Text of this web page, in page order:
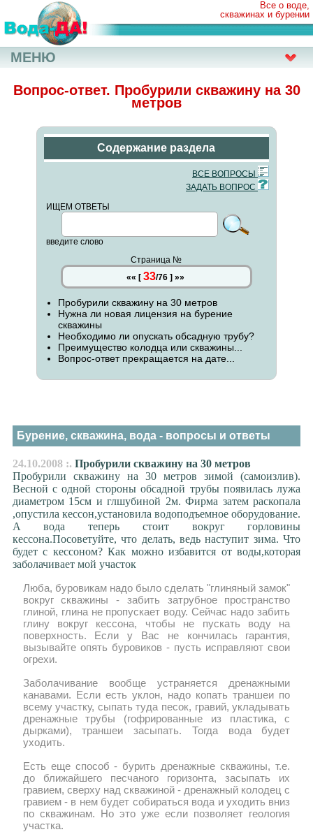
Все о воде,
скважинах и бурении
Вопрос-ответ. Пробурили скважину на 30
метров
Содержание раздела
ВСЕ ВОПРОСЫ
ЗАДАТЬ ВОПРОС
ИЩЕМ ОТВЕТЫ
введите слово
Страница №
«« [ 33/76] »»
Пробурили скважину на 30 метров
Нужна ли новая лицензия на бурение
скважины
Необходимо ли опускать обсадную трубу?
Преимущество колодца или скважины...
Вопрос-ответ прекращается на дате...
Бурение, скважина, вода - вопросы и ответы
24.10.2008 :. Пробурили скважину на 30 метров
Пробурили скважину на 30 метров зимой (самоизлив).
Весной с одной стороны обсадной трубы появилась лужа
диаметром 15см и глшубиной 2м. Фирма затем раскопала
,опустила кессон,установила водоподъемное оборудование.
А вода теперь стоит вокруг горловины
кессона.Посоветуйте, что делать, ведь наступит зима. Что
будет с кессоном? Как можно избавится от воды,которая
заболачивает мой участок
Люба, буровикам надо было сделать "глиняный замок"
вокруг скважины - забить затрубное пространство
глиной, глина не пропускает воду. Сейчас надо забить
глину вокруг кессона, чтобы не пускать воду на
поверхность. Если у Вас не кончилась гарантия,
вызывайте опять буровиков - пусть исправляют свои
огрехи.
Заболачивание вообще устраняется дренажными
канавами. Если есть уклон, надо копать траншеи по
всему участку, сыпать туда песок, гравий, укладывать
дренажные трубы (гофрированные из пластика, с
дырками), траншеи засыпать. Тогда вода будет
уходить.
Есть еще способ - бурить дренажные скважины, т.е.
до ближайшего песчаного горизонта, засыпать их
гравием, сверху над скважиной - дренажный колодец с
гравием - в нем будет собираться вода и уходить вниз
по скважинам. Но это уже если позволяет геология
участка.
МЕНЮ